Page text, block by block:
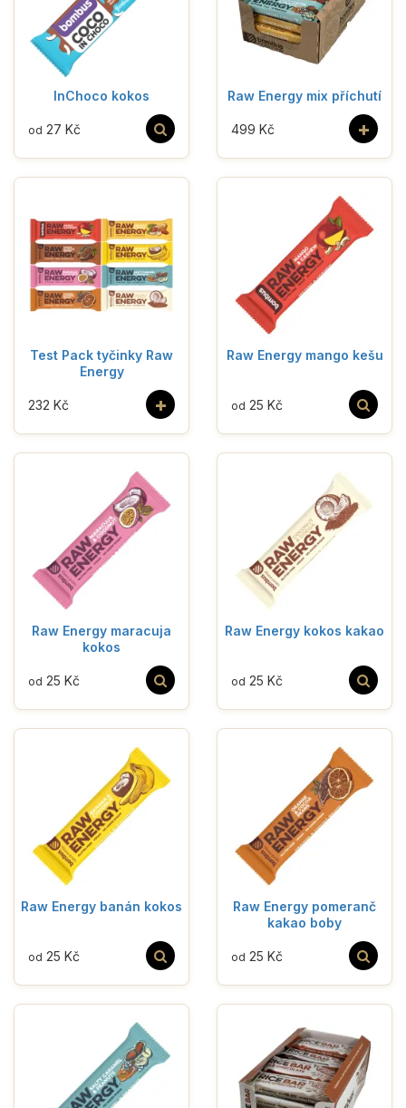
InChoco kokos
od 27 Kč
Raw Energy mix příchutí
+
499 Kč
Test Pack tyčinky Raw
Energy
+
232 Kč
Raw Energy mango kešu
od 25 Kč
Raw Energy maracuja
kokos
od 25 Kč
Raw Energy kokos kakao
od 25 Kč
Raw Energy banán kokos
od 25 Kč
Raw Energy pomeranč
kakao boby
od 25 Kč